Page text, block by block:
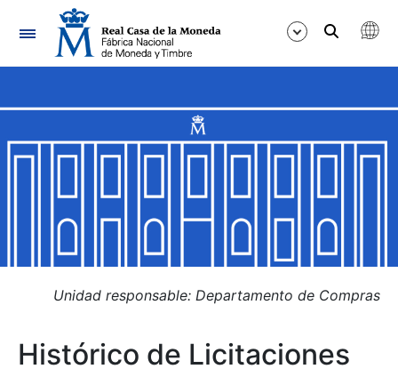
Navegación
Mostrar/Ocultar
Mostrar/Ocultar
Mostrar/Ocultar
Mostrar/Ocultar
Unidad responsable: Departamento de Compras
Histórico de Licitaciones